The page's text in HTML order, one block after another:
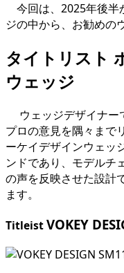
今回は、2025年後半
ジの中から、お勧めの
タイトリスト
ウェッジ
ウェッジデザイナー
プロの意見を隅々まで
ーケイデザインウェッ
ンドであり、モデルチ
の声を反映させた設計
ます。
TitleistVOKEY